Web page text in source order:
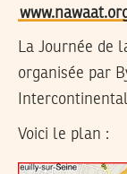
La Journée de
organisée par
Voici le plan :